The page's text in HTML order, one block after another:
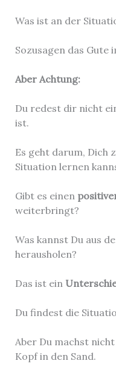
Was ist an der
Sozusagen das Gute
Aber Achtung:
Du redest dir nicht
ist.
Es geht darum, Dich
Situation lernen
Gibt es einen
weiterbringt?
Was kannst Du aus
herausholen?
Das ist ein
Du findest die
Aber Du machst
Kopf in den Sand.